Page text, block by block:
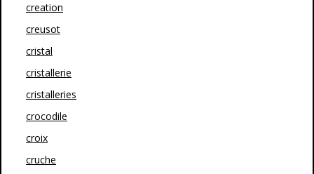
creation
creusot
cristal
cristallerie
cristalleries
crocodile
croix
cruche